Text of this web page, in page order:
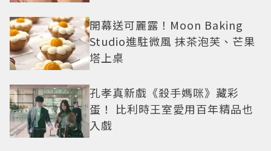
開幕送可麗露！Moon Baking
Studio進駐微風 抹茶泡芙、芒果
塔上桌
孔孝真新戲《殺手媽咪》藏彩
蛋！ 比利時王室愛用百年精品也
入戲